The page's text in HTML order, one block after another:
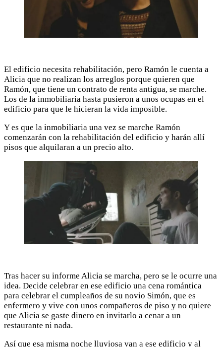
El edificio necesita rehabilitación, pero Ramón le cuenta a
Alicia que no realizan los arreglos porque quieren que
Ramón, que tiene un contrato de renta antigua, se marche.
Los de la inmobiliaria hasta pusieron a unos ocupas en el
edificio para que le hicieran la vida imposible.
Y es que la inmobiliaria una vez se marche Ramón
comenzarán con la rehabilitación del edificio y harán allí
pisos que alquilaran a un precio alto.
Tras hacer su informe Alicia se marcha, pero se le ocurre una
idea. Decide celebrar en ese edificio una cena romántica
para celebrar el cumpleaños de su novio Simón, que es
enfermero y vive con unos compañeros de piso y no quiere
que Alicia se gaste dinero en invitarlo a cenar a un
restaurante ni nada.
Así que esa misma noche lluviosa van a ese edificio y al